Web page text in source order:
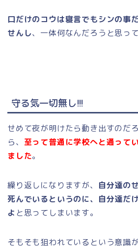
口だけのコウは寝言でもシンの事
せんし、一体何なんだろうと思っ
守る気一切無し!!!
せめて夜が明けたら動き出すのだ
ら、 至って普通に学校へと通って
ました。
繰り返しになりますが、 自分達の
死んでいるというのに、自分達だ
よ と思ってしまいます。
そもそも狙われているという意識